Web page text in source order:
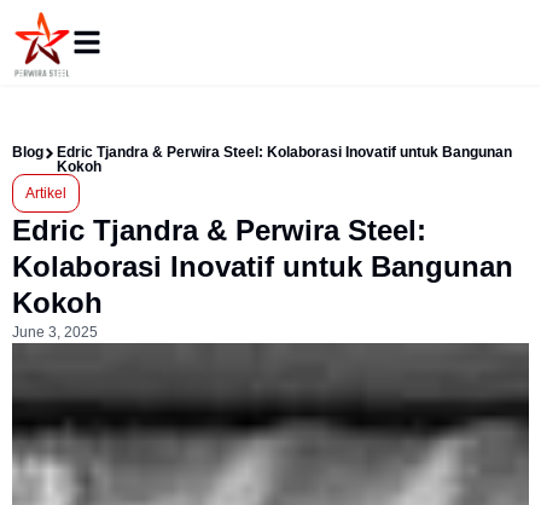
Blog
Edric Tjandra & Perwira Steel: Kolaborasi Inovatif untuk Bangunan
Kokoh
Artikel
Edric Tjandra & Perwira Steel:
Kolaborasi Inovatif untuk Bangunan
Kokoh
June 3, 2025